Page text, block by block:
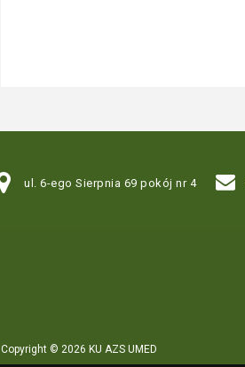
ul. 6-ego Sierpnia 69 pokój nr 4
Copyright © 2026 KU AZS UMED